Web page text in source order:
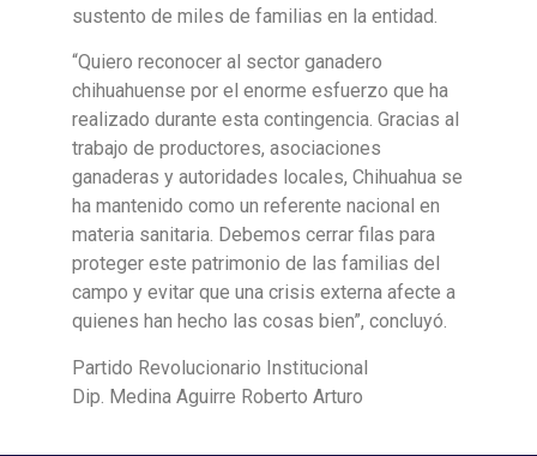
sustento de miles de familias en la entidad.
“Quiero reconocer al sector ganadero
chihuahuense por el enorme esfuerzo que ha
realizado durante esta contingencia. Gracias al
trabajo de productores, asociaciones
ganaderas y autoridades locales, Chihuahua se
ha mantenido como un referente nacional en
materia sanitaria. Debemos cerrar filas para
proteger este patrimonio de las familias del
campo y evitar que una crisis externa afecte a
quienes han hecho las cosas bien”, concluyó.
Partido Revolucionario Institucional
Dip. Medina Aguirre Roberto Arturo